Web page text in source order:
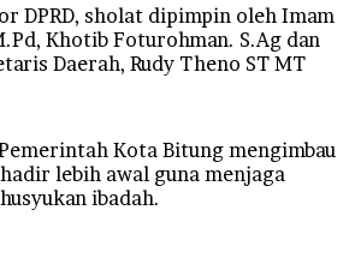
DPRD, sholat dipimpin oleh Imam
Khotib Foturohman. S.Ag dan
Daerah, Rudy Theno ST MT
Kota Bitung mengimbau
lebih awal guna menjaga
ibadah.